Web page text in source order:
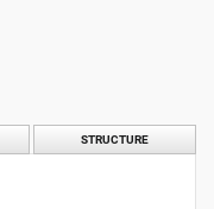
STRUCTURE